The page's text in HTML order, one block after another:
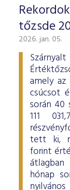
tőzsde
2026. jan. 05.
amely
csúcsot
során 40
111
tett ki,
forint
hónap